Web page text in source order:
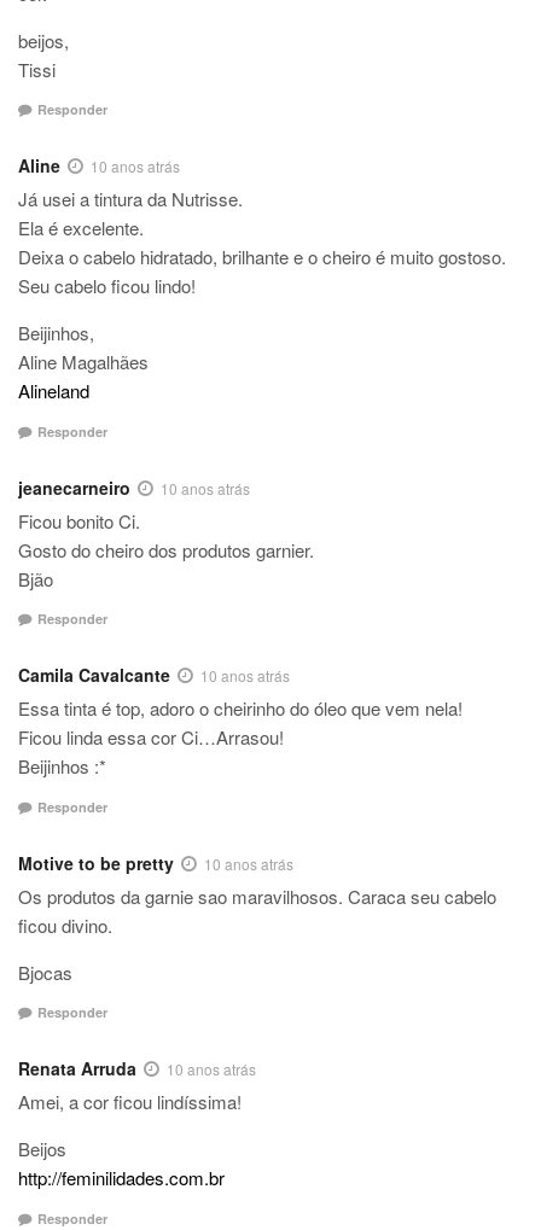
beijos,
Tissi
Responder
Aline 10 anos atrás
Já usei a tintura da Nutrisse.
Ela é excelente.
Deixa o cabelo hidratado, brilhante e o cheiro é muito gostoso.
Seu cabelo ficou lindo!
Beijinhos,
Aline Magalhães
Alineland
Responder
jeanecarneiro 10 anos atrás
Ficou bonito Ci.
Gosto do cheiro dos produtos garnier.
Bjão
Responder
Camila Cavalcante 10 anos atrás
Essa tinta é top, adoro o cheirinho do óleo que vem nela!
Ficou linda essa cor Ci…Arrasou!
Beijinhos :*
Responder
Motive to be pretty 10 anos atrás
Os produtos da garnie sao maravilhosos. Caraca seu cabelo
ficou divino.
Bjocas
Responder
Renata Arruda 10 anos atrás
Amei, a cor ficou lindíssima!
Beijos
http://feminilidades.com.br
Responder